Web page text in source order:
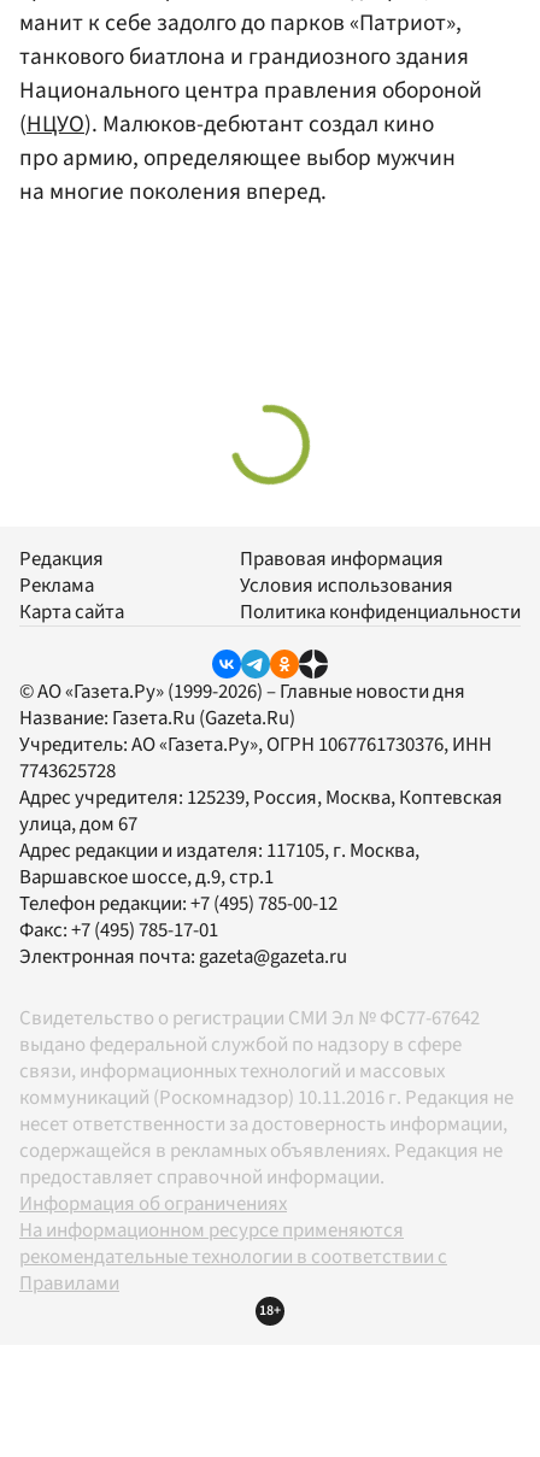
манит к себе задолго до парков «Патриот»,
танкового биатлона и грандиозного здания
Национального центра правления обороной
(НЦУО). Малюков-дебютант создал кино
про армию, определяющее выбор мужчин
на многие поколения вперед.
Редакция
Реклама
Карта сайта
Правовая информация
Условия использования
Политика конфиденциальности
© АО «Газета.Ру» (1999-2026) – Главные новости дня
Название: Газета.Ru (Gazeta.Ru)
Учредитель:АО «Газета.Ру», ОГРН 1067761730376, ИНН
7743625728
Адрес учредителя: 125239, Россия, Москва, Коптевская
улица, дом 67
Адрес редакции и издателя: 117105, г. Москва,
Варшавское шоссе, д.9, стр.1
Телефон редакции:+7 (495) 785-00-12
Факс:+7 (495) 785-17-01
Электронная почта:gazeta@gazeta.ru
Свидетельство о регистрации СМИ Эл № ФС77-67642
выдано федеральной службой по надзору в сфере
связи, информационных технологий и массовых
коммуникаций (Роскомнадзор) 10.11.2016 г. Редакция не
несет ответственности за достоверность информации,
содержащейся в рекламных объявлениях. Редакция не
предоставляет справочной информации.
Информация об ограничениях
На информационном ресурсе применяются
рекомендательные технологии в соответствии с
Правилами
18+